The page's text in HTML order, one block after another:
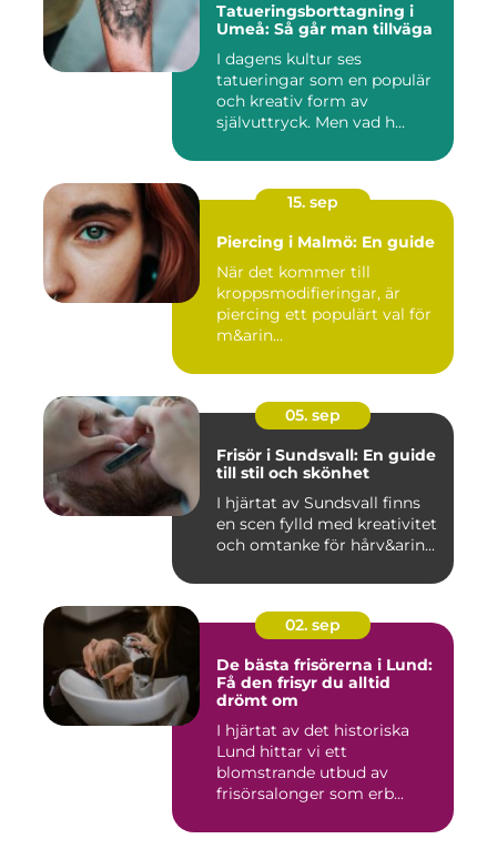
Tatueringsborttagning i
Umeå: Så går man tillväga
I dagens kultur ses
tatueringar som en populär
och kreativ form av
självuttryck. Men vad h...
15. sep
Piercing i Malmö: En guide
När det kommer till
kroppsmodifieringar, är
piercing ett populärt val för
m&arin...
05. sep
Frisör i Sundsvall: En guide
till stil och skönhet
I hjärtat av Sundsvall finns
en scen fylld med kreativitet
och omtanke för hårv&arin...
02. sep
De bästa frisörerna i Lund:
Få den frisyr du alltid
drömt om
I hjärtat av det historiska
Lund hittar vi ett
blomstrande utbud av
frisörsalonger som erb...